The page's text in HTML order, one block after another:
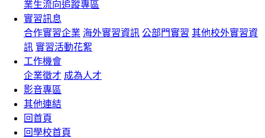
業生流向追蹤專區
實習訊息
合作實習企業 海外實習資訊 公部門實習 其他校外實習資
訊 實習活動花絮
工作機會
企業徵才 成為人才
影音專區
其他連結
回首頁
回學校首頁